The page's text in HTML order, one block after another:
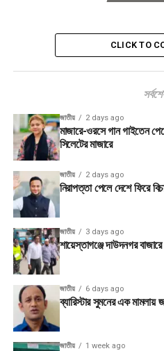
CLICK TO
জাতীয় 2 days ago
মাজারে-ওরসে গান গাইতেন
সিলেটের মাজারে
জাতীয় 2 days ago
নিরাপত্তা পেলে দেশে ফিরে
জাতীয় 3 days ago
শায়েস্তাগঞ্জে দাউদনগর
জাতীয় 6 days ago
ব্যারিস্টার সুমনের এক
জাতীয় 1 week ago